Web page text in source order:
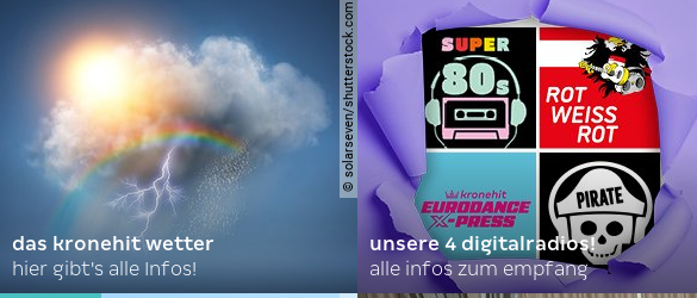
© solarseven/shutterstock.com
das kronehit wetter
hier gibt's alle Infos!
unsere 4 digitalradios!
alle infos zum empfang